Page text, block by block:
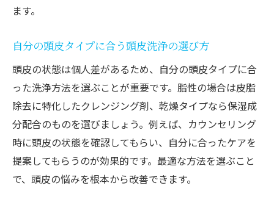
ます。
自分の頭皮タイプに合う頭皮洗浄の選び方
頭皮の状態は個人差があるため、自分の頭皮タイプに合
った洗浄方法を選ぶことが重要です。脂性の場合は皮脂
除去に特化したクレンジング剤、乾燥タイプなら保湿成
分配合のものを選びましょう。例えば、カウンセリング
時に頭皮の状態を確認してもらい、自分に合ったケアを
提案してもらうのが効果的です。最適な方法を選ぶこと
で、頭皮の悩みを根本から改善できます。